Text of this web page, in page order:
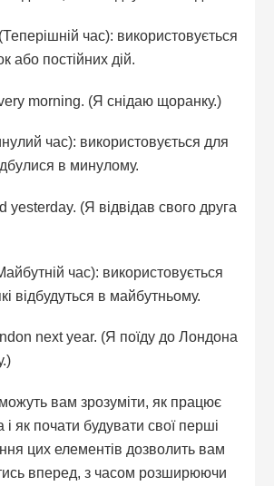
час): використовується
або постійних дій.
morning. (Я снідаю щоранку.)
час): використовується для
в минулому.
yesterday. (Я відвідав свого друга
час): використовується
відбудуться в майбутньому.
next year. (Я поїду до Лондона
вам зрозуміти, як працює
і як почати будувати свої перші
цих елементів дозволить вам
вперед, з часом розширюючи